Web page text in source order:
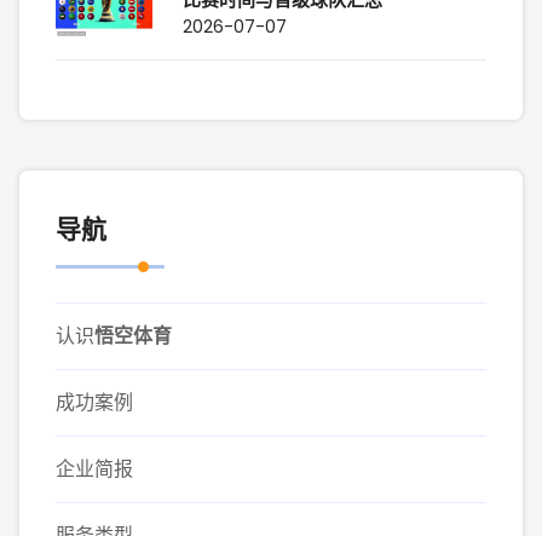
2026-07-07
导航
认识悟空体育
成功案例
企业简报